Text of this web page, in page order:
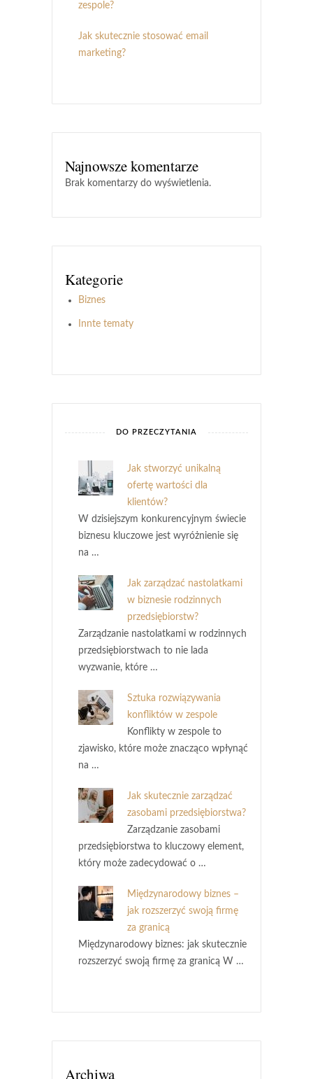
zespole?
Jak skutecznie stosować email
marketing?
Najnowsze komentarze
Brak komentarzy do wyświetlenia.
Kategorie
Biznes
Innte tematy
DO PRZECZYTANIA
Jak stworzyć unikalną
ofertę wartości dla
klientów?
W dzisiejszym konkurencyjnym świecie
biznesu kluczowe jest wyróżnienie się
na …
Jak zarządzać nastolatkami
w biznesie rodzinnych
przedsiębiorstw?
Zarządzanie nastolatkami w rodzinnych
przedsiębiorstwach to nie lada
wyzwanie, które …
Sztuka rozwiązywania
konfliktów w zespole
Konflikty w zespole to
zjawisko, które może znacząco wpłynąć
na …
Jak skutecznie zarządzać
zasobami przedsiębiorstwa?
Zarządzanie zasobami
przedsiębiorstwa to kluczowy element,
który może zadecydować o …
Międzynarodowy biznes –
jak rozszerzyć swoją firmę
za granicą
Międzynarodowy biznes: jak skutecznie
rozszerzyć swoją firmę za granicą W …
Archiwa